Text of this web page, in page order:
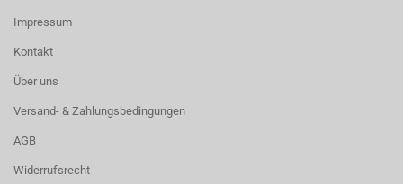
Impressum
Kontakt
Über uns
Versand- & Zahlungsbedingungen
AGB
Widerrufsrecht